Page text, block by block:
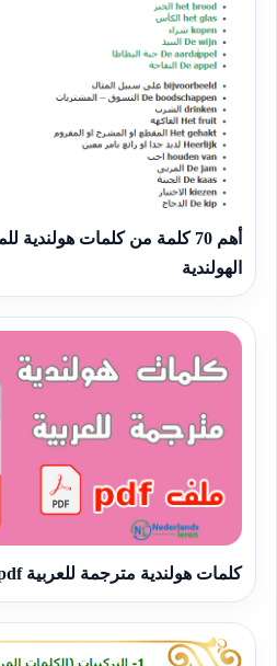
أهم 70 كلمة من كلمات هولندية
الهولندية
كلمات هولندية مترجمة للعربية pdf